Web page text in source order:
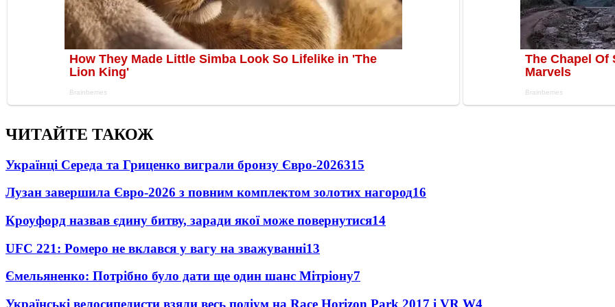
ЧИТАЙТЕ ТАКОЖ
Українці Середа та Гриценко виграли бронзу Євро-2026315
Лузан завершила Євро-2026 з повним комплектом золотих нагород16
Кроуфорд назвав єдину битву, заради якої може повернутися14
UFC 221: Ромеро не вклався у вагу на зважуванні13
Ємельяненко: Потрібно було дати ще один шанс Мітріону7
Українські велосипедисти взяли весь подіум на Race Horizon Park 2017 і VR W4